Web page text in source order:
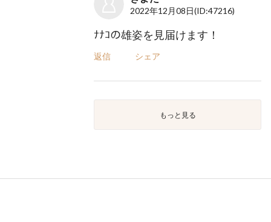
2022年12月08日(ID:47216)
ﾅﾅｺの雄姿を見届けます！
返信 シェア
もっと見る